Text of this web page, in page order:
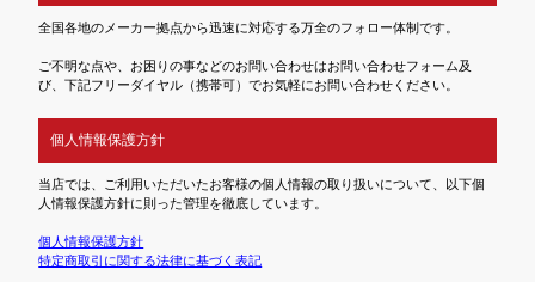
全国各地のメーカー拠点から迅速に対応する万全のフォロー体制です。
ご不明な点や、お困りの事などのお問い合わせはお問い合わせフォーム及
び、下記フリーダイヤル（携帯可）でお気軽にお問い合わせください。
個人情報保護方針
当店では、ご利用いただいたお客様の個人情報の取り扱いについて、以下個
人情報保護方針に則った管理を徹底しています。
個人情報保護方針
特定商取引に関する法律に基づく表記